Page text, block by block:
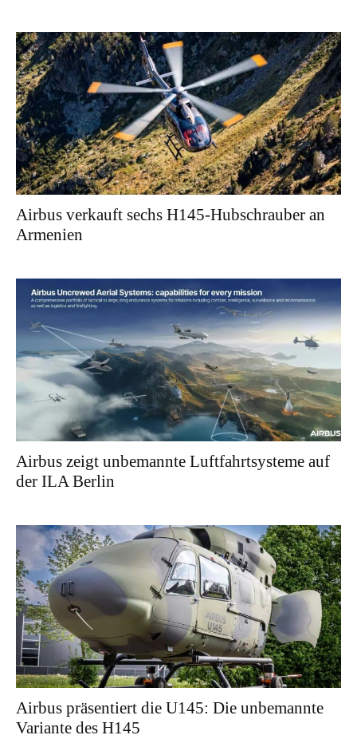
Airbus verkauft sechs H145-Hubschrauber an
Armenien
Airbus zeigt unbemannte Luftfahrtsysteme auf
der ILA Berlin
Airbus präsentiert die U145: Die unbemannte
Variante des H145